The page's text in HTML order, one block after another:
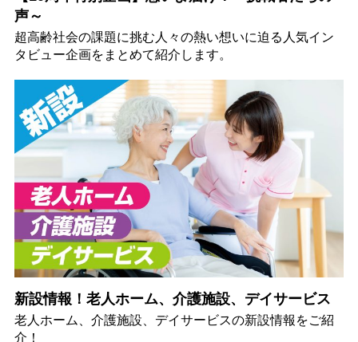
声～
超高齢社会の課題に挑む人々の熱い想いに迫る人気イン
タビュー企画をまとめて紹介します。
新設情報！老人ホーム、介護施設、デイサービス
老人ホーム、介護施設、デイサービスの新設情報をご紹
介！